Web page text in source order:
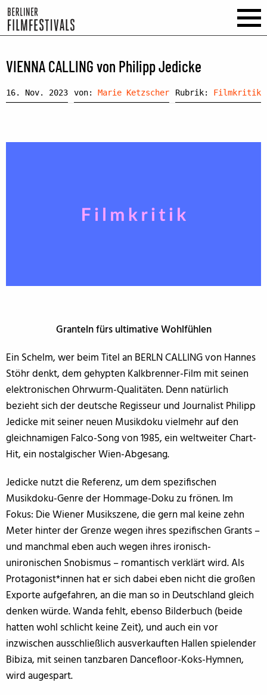
VIENNA CALLING von Philipp Jedicke
16. Nov. 2023 von: Marie Ketzscher Rubrik: Filmkritik
Granteln fürs ultimative Wohlfühlen
Ein Schelm, wer beim Titel an BERLN CALLING von Hannes
Stöhr denkt, dem gehypten Kalkbrenner-Film mit seinen
elektronischen Ohrwurm-Qualitäten. Denn natürlich
bezieht sich der deutsche Regisseur und Journalist Philipp
Jedicke mit seiner neuen Musikdoku vielmehr auf den
gleichnamigen Falco-Song von 1985, ein weltweiter Chart-
Hit, ein nostalgischer Wien-Abgesang.
Jedicke nutzt die Referenz, um dem spezifischen
Musikdoku-Genre der Hommage-Doku zu frönen. Im
Fokus: Die Wiener Musikszene, die gern mal keine zehn
Meter hinter der Grenze wegen ihres spezifischen Grants –
und manchmal eben auch wegen ihres ironisch-
unironischen Snobismus – romantisch verklärt wird. Als
Protagonist*innen hat er sich dabei eben nicht die großen
Exporte aufgefahren, an die man so in Deutschland gleich
denken würde. Wanda fehlt, ebenso Bilderbuch (beide
hatten wohl schlicht keine Zeit), und auch ein vor
inzwischen ausschließlich ausverkauften Hallen spielender
Bibiza, mit seinen tanzbaren Dancefloor-Koks-Hymnen,
wird augespart.